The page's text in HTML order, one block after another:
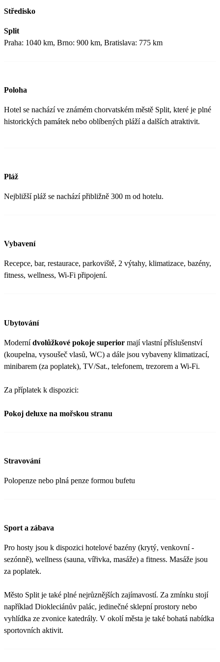
Středisko
Split
Praha: 1040 km, Brno: 900 km, Bratislava: 775 km
Poloha
Hotel se nachází ve známém chorvatském městě Split, které je plné
historických památek nebo oblíbených pláží a dalších atraktivit.
Pláž
Nejbližší pláž se nachází přibližně 300 m od hotelu.
Vybavení
Recepce, bar, restaurace, parkoviště, 2 výtahy, klimatizace, bazény,
fitness, wellness, Wi-Fi připojení.
Ubytování
Modernídvolůžkové pokoje superior mají vlastní příslušenství
(koupelna, vysoušeč vlasů, WC) a dále jsou vybaveny klimatizací,
minibarem (za poplatek), TV/Sat., telefonem, trezorem a Wi-Fi.
Za příplatek k dispozici:
Pokoj deluxe na mořskou stranu
Stravování
Polopenze nebo plná penze formou bufetu
Sport a zábava
Pro hosty jsou k dispozici hotelové bazény (krytý, venkovní -
sezónně), wellness (sauna, vířivka, masáže) a fitness. Masáže jsou
za poplatek.
Město Split je také plné nejrůznějších zajímavostí. Za zmínku stojí
například Diokleciánův palác, jedinečné sklepní prostory nebo
vyhlídka ze zvonice katedrály. V okolí města je také bohatá nabídka
sportovních aktivit.